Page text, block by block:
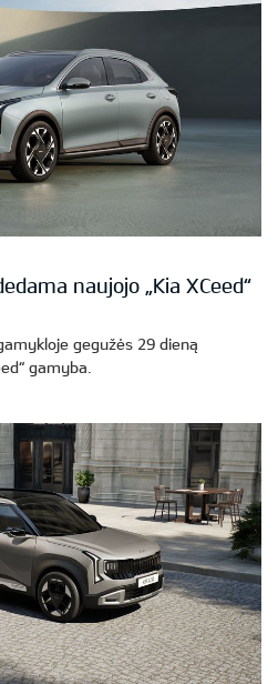
naujojo „Kia XCeed“
gegužės 29 dieną
gamyba.